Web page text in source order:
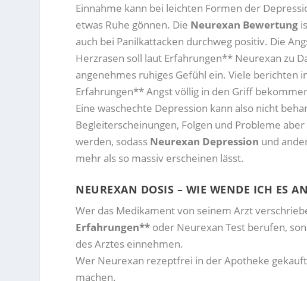
Einnahme kann bei leichten Formen der
etwas Ruhe gönnen. Die Neurexan Bewertung
auch bei Panilkattacken durchweg positiv. Die
Herzrasen soll laut Erfahrungen** Neurexan zu
angenehmes ruhiges Gefühl ein. Viele
Erfahrungen** Angst völlig in den Griff
Eine waschechte Depression kann also nicht
Begleiterscheinungen, Folgen und Probleme
werden, sodass Neurexan Depression und
mehr als so massiv erscheinen lässt.
NEUREXAN DOSIS – WIE WENDE ICH ES
Wer das Medikament von seinem Arzt
Erfahrungen** oder Neurexan Test berufen,
des Arztes einnehmen.
Wer Neurexan rezeptfrei in der Apotheke
machen.